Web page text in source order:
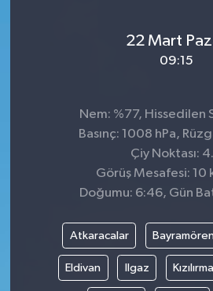
22 Mart
09:15
Nem: %77, Hissedilen
Basınç: 1008 hPa,
Çiy Noktası:
Görüş Mesafesi: 10
Doğumu: 6:46, Gün
Atkaracalar
Eldivan Ilgaz